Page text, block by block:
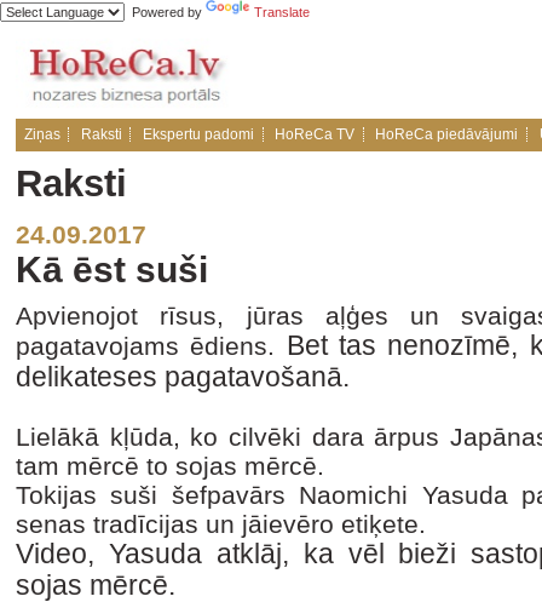
Powered by Translate
Ziņas Raksti Ekspertu padomi HoReCa TV HoReCa piedāvājumi
Raksti
24.09.2017
Kā ēst suši
Apvienojot rīsus, jūras aļģes un
pagatavojams ēdiens.
Bet tas nenozīmē,
delikateses pagatavošanā.
Lielākā kļūda, ko cilvēki dara ārpus
tam mērcē to sojas mērcē.
Tokijas suši šefpavārs Naomichi Yasuda
senas tradīcijas un jāievēro etiķete.
Video, Yasuda atklāj, ka vēl bieži
sojas mērcē.